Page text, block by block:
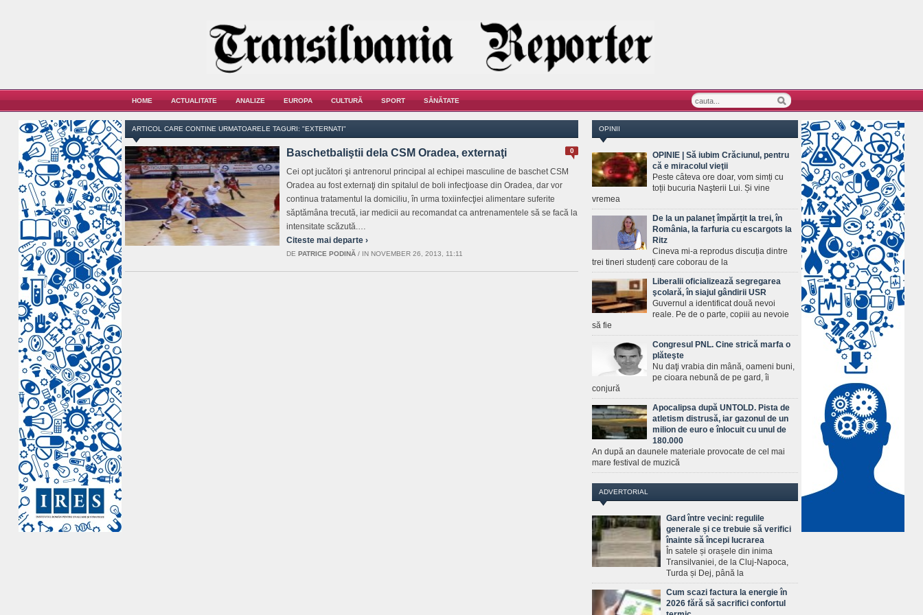
HOME ACTUALITATE ANALIZE EUROPA CULTURĂ SPORT SĂNĂTATE
ARTICOL CARE CONTINE URMATOARELE TAGURI: "EXTERNATI"
0
Baschetbaliştii dela CSM Oradea, externaţi
Cei opt jucători şi antrenorul principal al echipei masculine de baschet CSM
Oradea au fost externaţi din spitalul de boli infecţioase din Oradea, dar vor
continua tratamentul la domiciliu, în urma toxiinfecţiei alimentare suferite
săptămâna trecută, iar medicii au recomandat ca antrenamentele să se facă la
intensitate scăzută.…
Citeste mai departe ›
DE PATRICE PODINĂ / IN NOVEMBER 26, 2013, 11:11
OPINII
OPINIE | Să iubim Crăciunul, pentru
că e miracolul vieţii
Peste câteva ore doar, vom simți cu
toții bucuria Naşterii Lui. Și vine
vremea
De la un palaneț împărțit la trei, în
România, la farfuria cu escargots la
Ritz
Cineva mi-a reprodus discuția dintre
trei tineri studenți care coborau de la
Liberalii oficializează segregarea
şcolară, în siajul gândirii USR
Guvernul a identificat două nevoi
reale. Pe de o parte, copiii au nevoie
să fie
Congresul PNL. Cine strică marfa o
plăteşte
Nu daţi vrabia din mână, oameni buni,
pe cioara nebună de pe gard, îi
conjură
Apocalipsa după UNTOLD. Pista de
atletism distrusă, iar gazonul de un
milion de euro e înlocuit cu unul de
180.000
An după an daunele materiale provocate de cel mai
mare festival de muzică
ADVERTORIAL
Gard între vecini: regulile
generale și ce trebuie să verifici
înainte să începi lucrarea
În satele și orașele din inima
Transilvaniei, de la Cluj-Napoca,
Turda și Dej, până la
Cum scazi factura la energie în
2026 fără să sacrifici confortul